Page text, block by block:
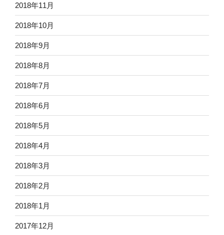
2018年11月
2018年10月
2018年9月
2018年8月
2018年7月
2018年6月
2018年5月
2018年4月
2018年3月
2018年2月
2018年1月
2017年12月